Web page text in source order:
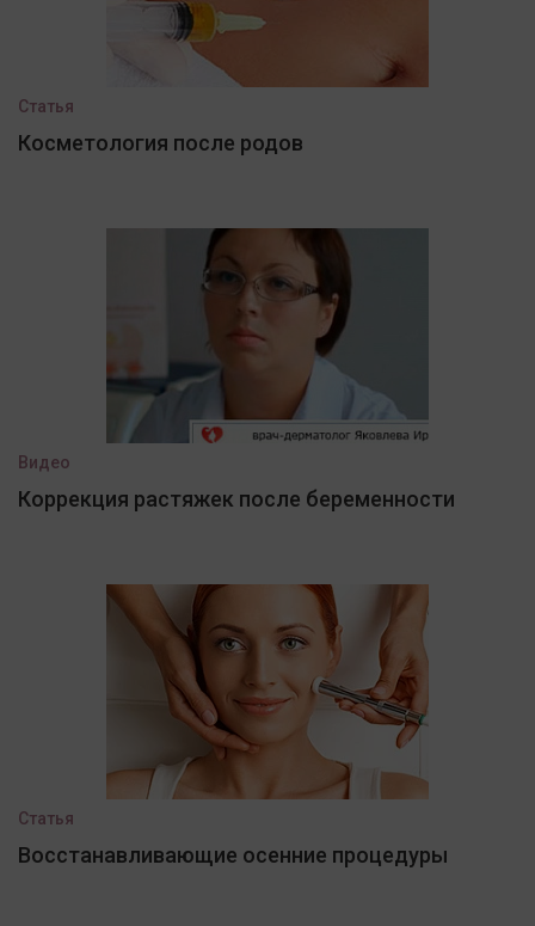
Статья
Косметология после родов
Видео
Коррекция растяжек после беременности
Статья
Восстанавливающие осенние процедуры